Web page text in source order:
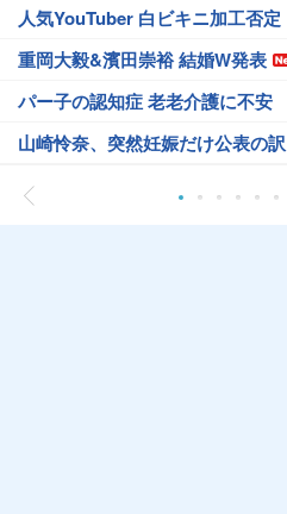
人気YouTuber 白ビキニ加工否定
重岡大毅&濱田崇裕 結婚W発表
パー子の認知症 老老介護に不安
山崎怜奈、突然妊娠だけ公表の訳